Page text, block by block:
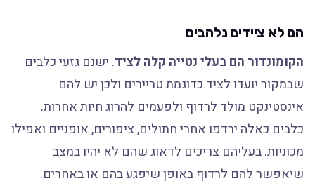
הם לא ציידים נלהבים
הקומונדור הם בעלי נטייה קלה לציד. ישנם גזעי כלבים
שבמקור יועדו לציד כדוגמת טריירים ולכן יש להם
אינסטינקט מולד לרדוף ולפעמים להרוג חיות אחרות.
כלבים כאלה ירדפו אחרי חתולים, ציפורים, אופניים ואפילו
מכוניות. בעליהם צריכים לדאוג שהם לא יהיו במצב
שיאפשר להם לרדוף באופן שיפגע בהם או באחרים.